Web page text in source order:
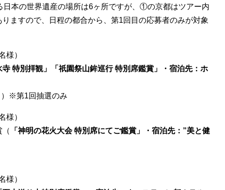
日本の世界遺産の場所は6ヶ所ですが、①の京都はツアー内
ますので、日程の都合から、第1回目の応募者のみが対象
様）
寺 特別拝観」「祇園祭山鉾巡行 特別席鑑賞」・宿泊先：ホ
）※第1回抽選のみ
様）
（
「神明の花火大会 特別席にてご鑑賞」・宿泊先：”美と健
様）